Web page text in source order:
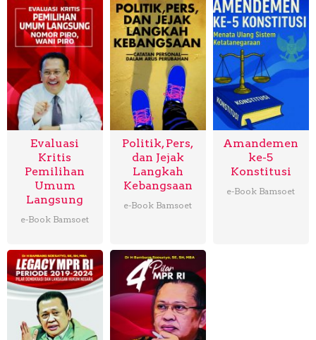
Evaluasi
Kritis
Pemilihan
Umum
Langsung
e-Book Bamsoet
Politik, Pers,
dan Jejak
Langkah
Kebangsaan
e-Book Bamsoet
Amandemen
ke-5
Konstitusi
e-Book Bamsoet